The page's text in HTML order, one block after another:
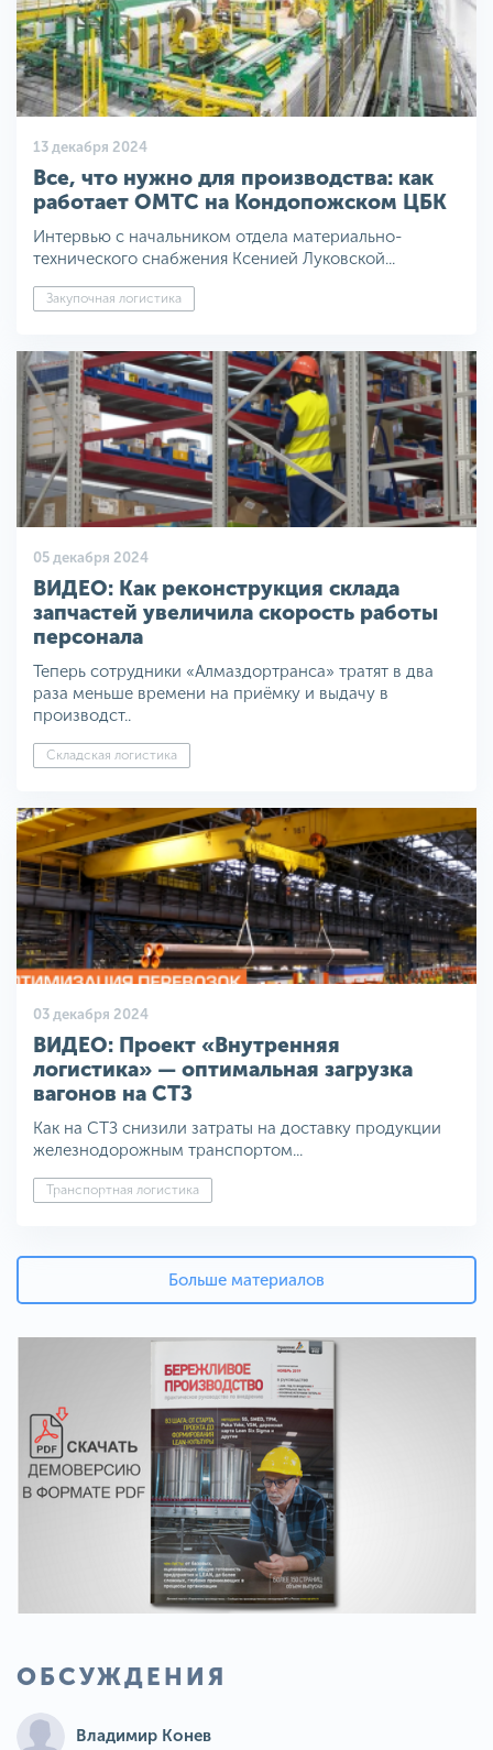
13 декабря 2024
Все, что нужно для производства: как
работает ОМТС на Кондопожском ЦБК
Интервью с начальником отдела материально-
технического снабжения Ксенией Луковской...
Закупочная логистика
05 декабря 2024
ВИДЕО: Как реконструкция склада
запчастей увеличила скорость работы
персонала
Теперь сотрудники «Алмаздортранса» тратят в два
раза меньше времени на приёмку и выдачу в
производст..
Складская логистика
03 декабря 2024
ВИДЕО: Проект «Внутренняя
логистика» — оптимальная загрузка
вагонов на СТЗ
Как на СТЗ снизили затраты на доставку продукции
железнодорожным транспортом...
Транспортная логистика
Больше материалов
ОБСУЖДЕНИЯ
Владимир Конев